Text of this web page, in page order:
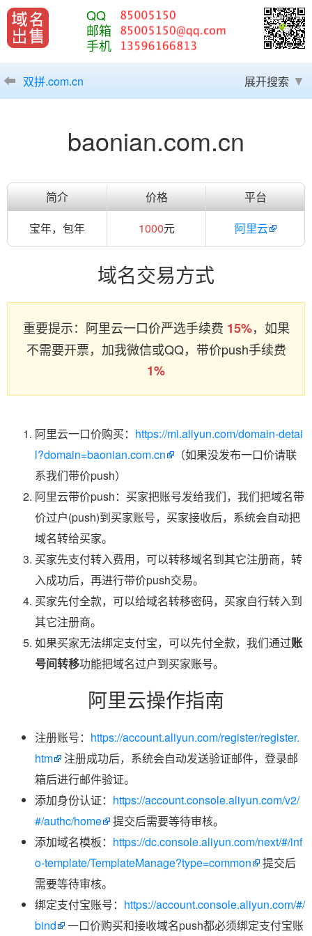
QQ
邮箱
手机
双拼.com.cn 展开搜索
baonian.com.cn
简介 价格
平台
宝年，包年
1000元 阿里云
域名交易方式
重要提示：阿里云一口价严选手续费 15%，如果
不需要开票，加我微信或QQ，带价push手续费
1%
阿里云一口价购买： https://mi.aliyun.com/domain-detai
l?domain=baonian.com.cn
（如果没发布一口价请联
系我们带价push）
阿里云带价push：买家把账号发给我们，我们把域名带
价过户(push)到买家账号，买家接收后，系统会自动把
域名转给买家。
买家先支付转入费用，可以转移域名到其它注册商，转
入成功后，再进行带价push交易。
买家先付全款，可以给域名转移密码，买家自行转入到
其它注册商。
如果买家无法绑定支付宝，可以先付全款，我们通过账
号间转移功能把域名过户到买家账号。
阿里云操作指南
注册账号： https://account.aliyun.com/register/register.
htm
注册成功后，系统会自动发送验证邮件，登录邮
箱后进行邮件验证。
添加身份认证： https://account.console.aliyun.com/v2/
#/authc/home
提交后需要等待审核。
添加域名模板： https://dc.console.aliyun.com/next/#/inf
o-template/TemplateManage?type=common
提交后
需要等待审核。
绑定支付宝账号： https://account.console.aliyun.com/#/
bind
一口价购买和接收域名push都必须绑定支付宝账